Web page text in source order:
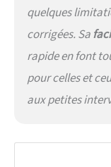
quelques
corrigées. Sa
rapide en font
pour celles et
aux petites